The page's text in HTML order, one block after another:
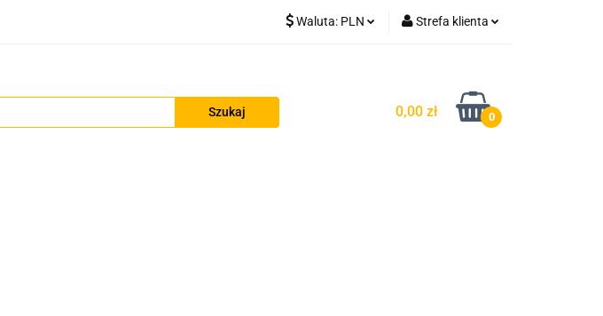
Waluta: PLN Strefa klienta
Zarejestruj się
Dodaj zgłoszenie
0,00 zł 0
Blog